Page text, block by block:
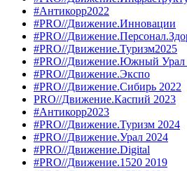
#Антикорр2022
#PRO//Движение.Инновации
#PRO//
#PRO//Движение.Туризм2025
#PRO//Движение.Южный Урал
#PRO//Движение.Экспо
#PRO//Движение.Сибирь 2022
PRO//Движение.Каспий 2023
#Антикорр2023
#PRO//Движение.Туризм 2024
#PRO//Движение.Урал 2024
#PRO//Движение.Digital
#PRO//Движение.1520 2019